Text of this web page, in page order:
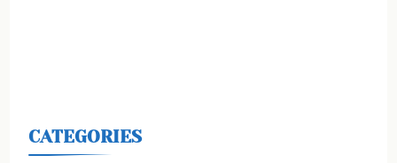
CATEGORIES